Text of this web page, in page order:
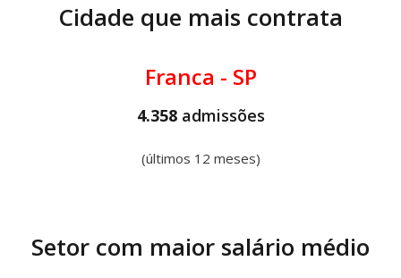
Cidade que mais contrata
Franca - SP
4.358 admissões
(últimos 12 meses)
Setor com maior salário médio